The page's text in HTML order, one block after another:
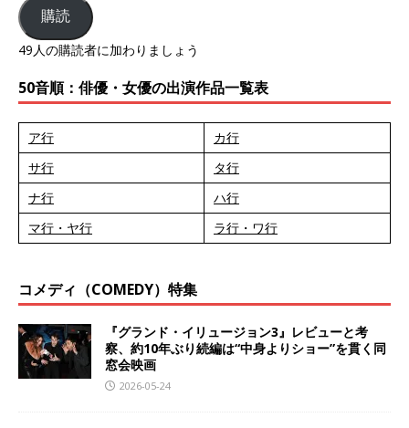
購読
49人の購読者に加わりましょう
50音順：俳優・女優の出演作品一覧表
ア行
カ行
サ行
タ行
ナ行
ハ行
マ行・ヤ行
ラ行・ワ行
コメディ（COMEDY）特集
『グランド・イリュージョン3』レビューと考
察、約10年ぶり続編は“中身よりショー”を貫く同
窓会映画
2026-05-24